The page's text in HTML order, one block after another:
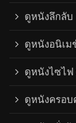
ดูหนังลึกลับ
ดูหนังอนิเม
ดูหนังไซไฟ
ดูหนังครอบ